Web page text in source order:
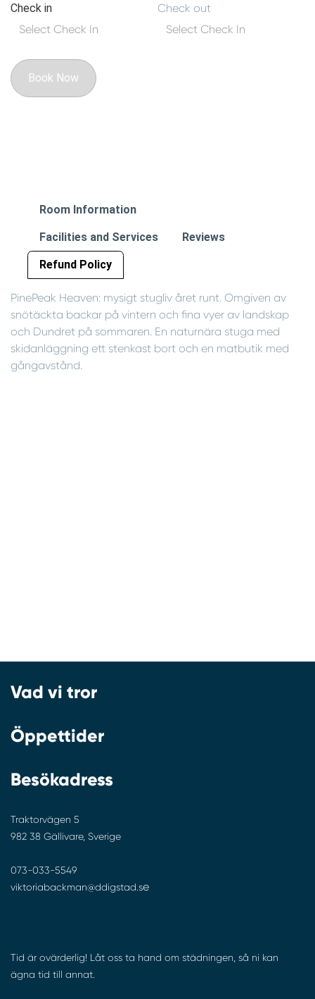
Check in Check out
Book Now
Room Information
Facilities and Services Reviews
Refund Policy
PinePeak Heaven: mysigt stugliv året runt. Omgiven av
snötäckta backar på vintern och fina vyer av landskap
och Dundret på sommaren. En naturnära stuga med
skidanläggning ett stenkast bort och en matbutik med
gångavstånd.
Vad vi tror
Öppettider
Besökadress
Traktorvägen 5
982 38 Gällivare, Sverige
073-033-5549
viktoriabackman@ddigstad.se
Tid är ovärderlig! Låt oss ta hand om städningen, så ni kan
ägna tid till annat.